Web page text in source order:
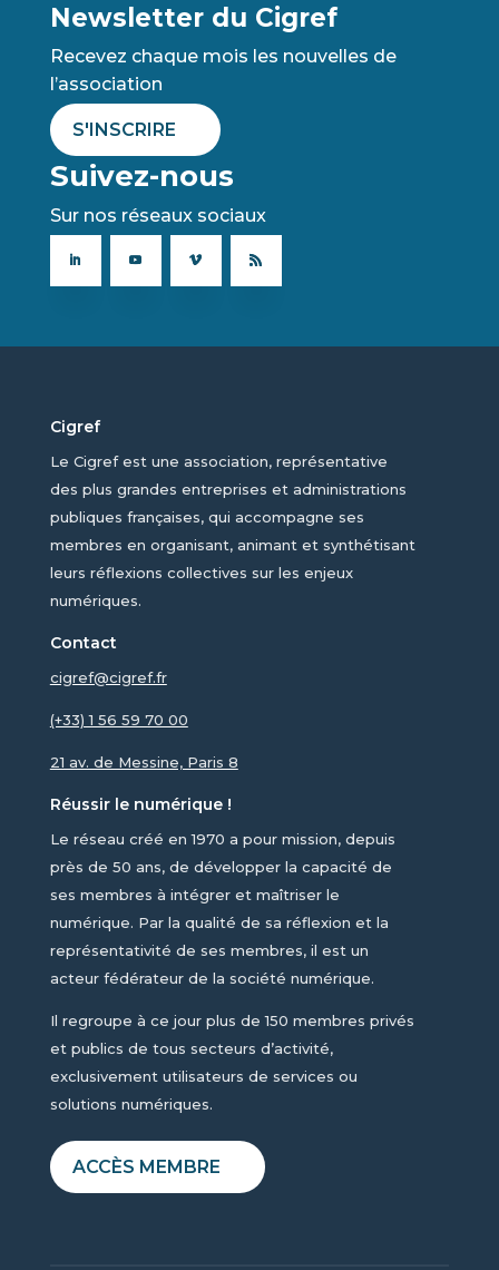
Newsletter du Cigref
Recevez chaque mois les nouvelles de
l’association
S'INSCRIRE
Suivez-nous
Sur nos réseaux sociaux
Cigref
Le Cigref est une association, représentative
des plus grandes entreprises et administrations
publiques françaises, qui accompagne ses
membres en organisant, animant et synthétisant
leurs réflexions collectives sur les enjeux
numériques.
Contact
cigref@cigref.fr
(+33) 1 56 59 70 00
21 av. de Messine, Paris 8
Réussir le numérique !
Le réseau créé en 1970 a pour mission, depuis
près de 50 ans, de développer la capacité de
ses membres à intégrer et maîtriser le
numérique. Par la qualité de sa réflexion et la
représentativité de ses membres, il est un
acteur fédérateur de la société numérique.
Il regroupe à ce jour plus de 150 membres privés
et publics de tous secteurs d’activité,
exclusivement utilisateurs de services ou
solutions numériques.
ACCÈS MEMBRE